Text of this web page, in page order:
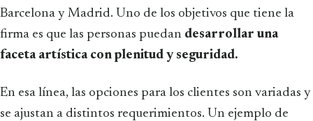
Barcelona y Madrid. Uno de los objetivos que tiene la
firma es que las personas puedan desarrollar una
faceta artística con plenitud y seguridad.
En esa línea, las opciones para los clientes son variadas y
se ajustan a distintos requerimientos. Un ejemplo de